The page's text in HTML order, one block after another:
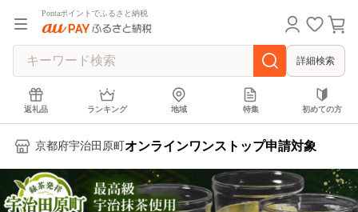
Pontaポイントでふるさと納税
詳細検索
返礼品 ランキング 地域 特集 初めての方
京都府宇治田原町 オンラインワンストップ申請対象